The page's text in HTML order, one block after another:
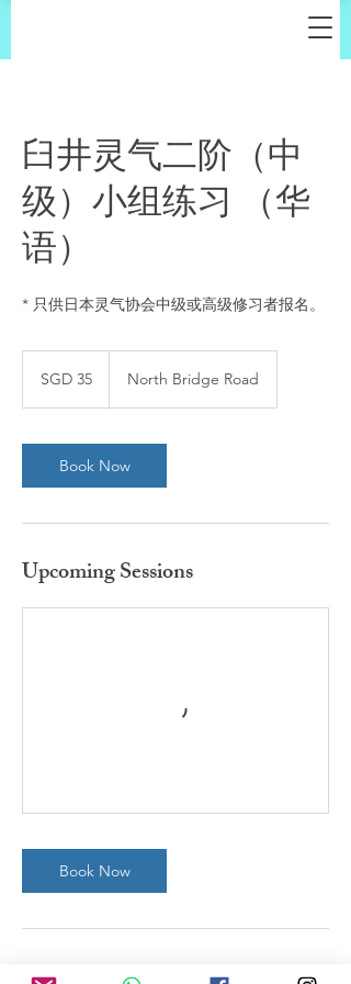
臼井灵气二阶（中
级）小组练习 （华
语）
* 只供日本灵气协会中级或高级修习者报名。
dollarsSGD 35 North Bridge Road
Book Now
Upcoming Sessions
Book Now